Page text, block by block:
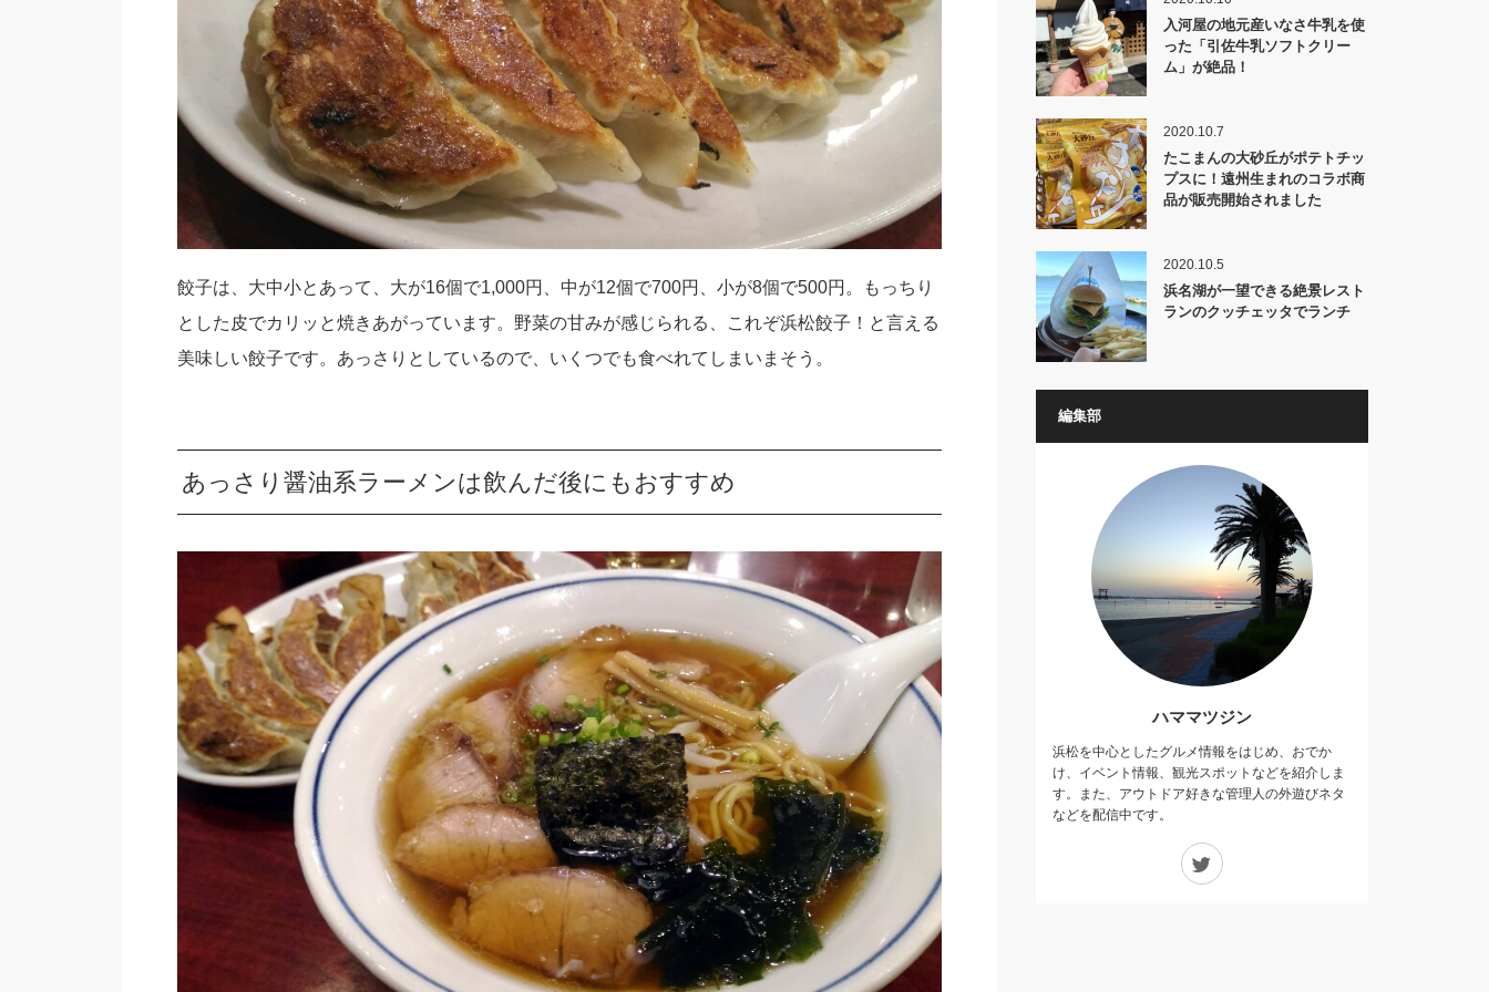
餃子は、大中小とあって、大が16個で1,000円、中が12個で700円、小が8個で500円。もっちり
とした皮でカリッと焼きあがっています。野菜の甘みが感じられる、これぞ浜松餃子！と言える
美味しい餃子です。あっさりとしているので、いくつでも食べれてしまいまそう。
あっさり醤油系ラーメンは飲んだ後にもおすすめ
入河屋の地元産いなさ牛乳を使
った「引佐牛乳ソフトクリー
ム」が絶品！
2020.10.7
たこまんの大砂丘がポテトチッ
プスに！遠州生まれのコラボ商
品が販売開始されました
2020.10.5
浜名湖が一望できる絶景レスト
ランのクッチェッタでランチ
編集部
ハママツジン
浜松を中心としたグルメ情報をはじめ、おでか
け、イベント情報、観光スポットなどを紹介しま
す。また、アウトドア好きな管理人の外遊びネタ
などを配信中です。